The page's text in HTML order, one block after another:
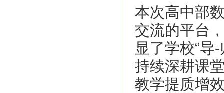
本次高中部
交流的平台
显了学校“导
持续深耕课
教学提质增